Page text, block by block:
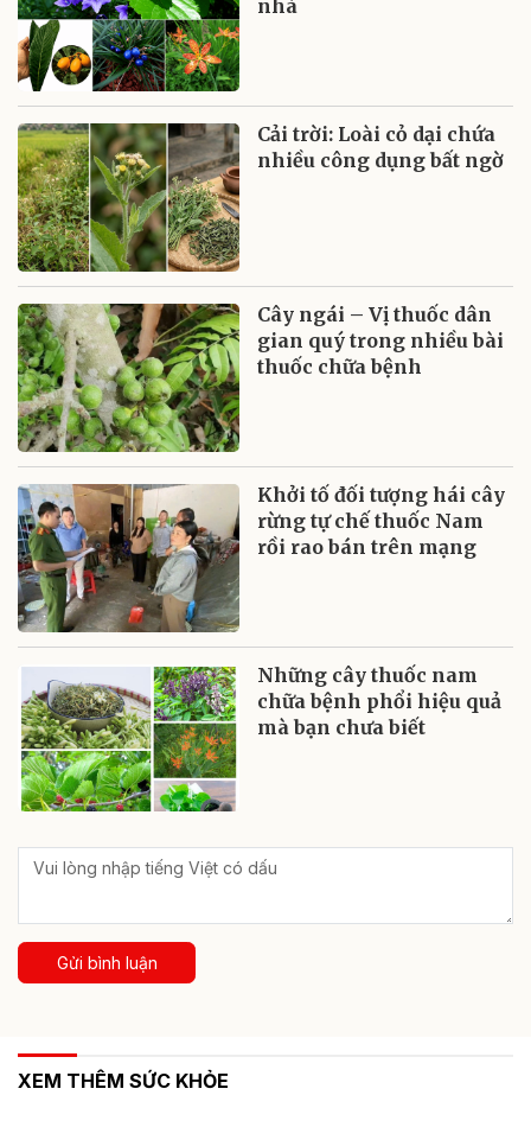
nhà
Cải trời: Loài cỏ dại chứa
nhiều công dụng bất ngờ
Cây ngái – Vị thuốc dân
gian quý trong nhiều bài
thuốc chữa bệnh
Khởi tố đối tượng hái cây
rừng tự chế thuốc Nam
rồi rao bán trên mạng
Những cây thuốc nam
chữa bệnh phổi hiệu quả
mà bạn chưa biết
Gửi bình luận
XEM THÊM SỨC KHỎE